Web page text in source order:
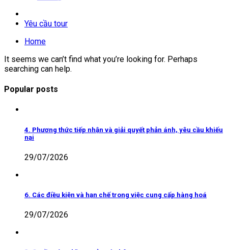
Yêu cầu tour
Home
It seems we can’t find what you’re looking for. Perhaps
searching can help.
Popular posts
4. Phương thức tiếp nhận và giải quyết phản ánh, yêu cầu khiếu
nại
29/07/2026
6. Các điều kiện và hạn chế trong việc cung cấp hàng hoá
29/07/2026